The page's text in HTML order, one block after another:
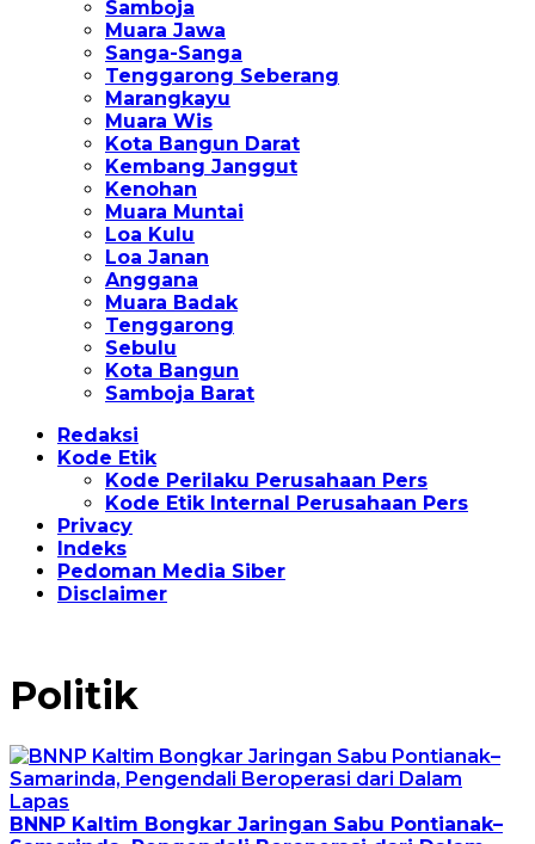
Samboja
Muara Jawa
Sanga-Sanga
Tenggarong Seberang
Marangkayu
Muara Wis
Kota Bangun Darat
Kembang Janggut
Kenohan
Muara Muntai
Loa Kulu
Loa Janan
Anggana
Muara Badak
Tenggarong
Sebulu
Kota Bangun
Samboja Barat
Redaksi
Kode Etik
Kode Perilaku Perusahaan Pers
Kode Etik Internal Perusahaan Pers
Privacy
Indeks
Pedoman Media Siber
Disclaimer
Politik
BNNP Kaltim Bongkar Jaringan Sabu Pontianak–